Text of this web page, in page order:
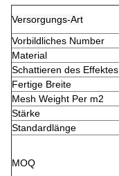
Versorgungs-Art
Vorbildliches Number
Material
Schattieren des Effektes
Fertige Breite
Mesh Weight Per m2
Stärke
Standardlänge
MOQ